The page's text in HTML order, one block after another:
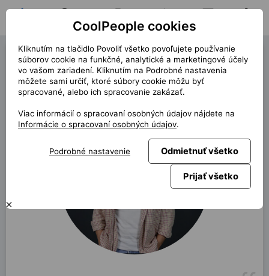
Hľadať pozíciu Moja pozícia Notifikácie
Jakub Špiller
späť
CoolPeople cookies
Kliknutím na tlačidlo Povoliť všetko povoľujete používanie
súborov cookie na funkčné, analytické a marketingové účely
vo vašom zariadení. Kliknutím na Podrobné nastavenia
môžete sami určiť, ktoré súbory cookie môžu byť
spracované, alebo ich spracovanie zakázať.
Viac informácií o spracovaní osobných údajov nájdete na
Informácie o spracovaní osobných údajov.
Podrobné nastavenie Odmietnuť všetko
Prijať všetko